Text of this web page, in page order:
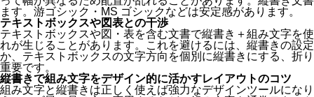
ます。游ゴシック・MS ゴシックなどは安定感があります。
テキストボックスや図表との干渉
テキストボックスや図・表を含む文書で縦書き＋組み文字を
れが生じることがあります。これを避けるには、縦書きの設
か、テキストボックスの文字方向を個別に縦書きにする、折
重要です。
縦書きで組み文字をデザイン的に活かすレイアウトのコツ
組み文字と縦書きは正しく使えば強力なデザインツールにな